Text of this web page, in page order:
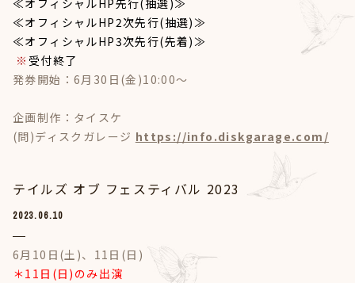
≪オフィシャルHP先行(抽選)≫
≪オフィシャルHP2次先行(抽選)≫
≪オフィシャルHP3次先行(先着)≫
※ 受付終了
発券開始：6月30日(金)10:00～
企画制作：タイスケ
(問)ディスクガレージ https://info.diskgarage.com/
テイルズ オブ フェスティバル 2023
2023.06.10
6月10日(土)、11日(日)
＊11日(日)のみ出演